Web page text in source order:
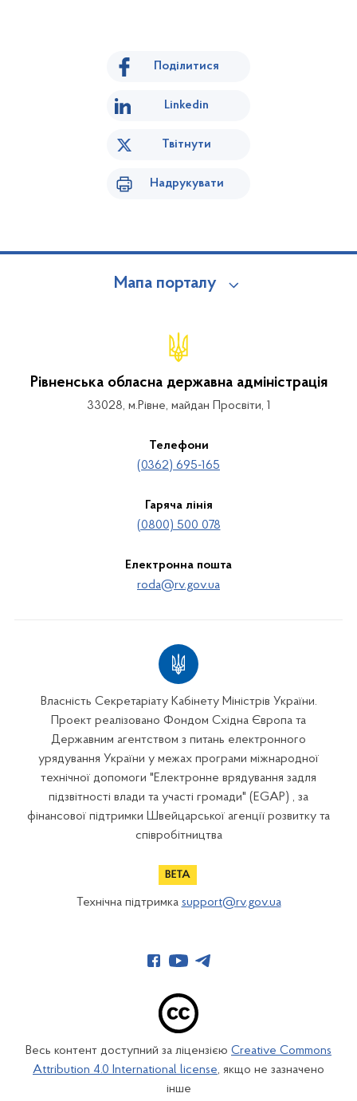
Поділитися
Linkedin
Твітнути
Надрукувати
Мапа порталу
Рівненська обласна державна адміністрація
33028, м.Рівне, майдан Просвіти, 1
Телефони
(0362) 695-165
Гаряча лінія
(0800) 500 078
Електронна пошта
roda@rv.gov.ua
Власність Секретаріату Кабінету Міністрів України.
Проект реалізовано Фондом Східна Європа та
Державним агентством з питань електронного
урядування України у межах програми міжнародної
технічної допомоги "Електронне врядування задля
підзвітності влади та участі громади" (EGAP) , за
фінансової підтримки Швейцарської агенції розвитку та
співробітництва
Технічна підтримка support@rv.gov.ua
Весь контент доступний за ліцензією Creative Commons
Attribution 4.0 International license, якщо не зазначено
інше